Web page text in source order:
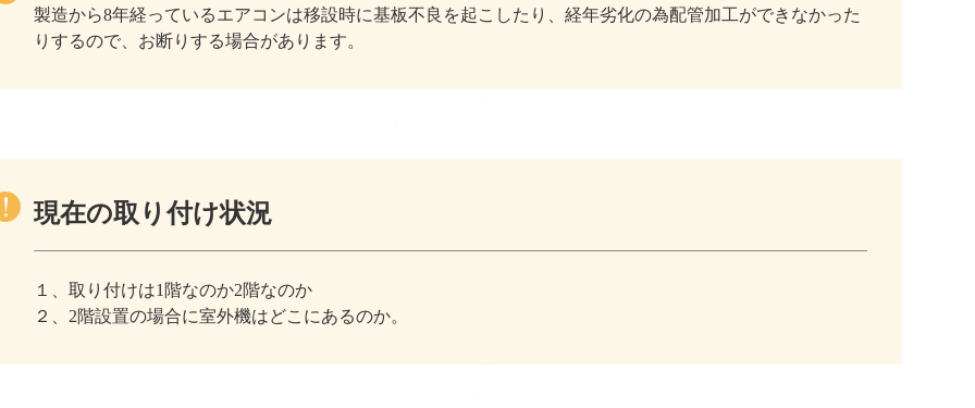
製造から8年経っているエアコンは移設時に基板不良を起こしたり、経年劣化の為配管加工ができなかった
りするので、お断りする場合があります。
現在の取り付け状況
１、取り付けは1階なのか2階なのか
２、2階設置の場合に室外機はどこにあるのか。